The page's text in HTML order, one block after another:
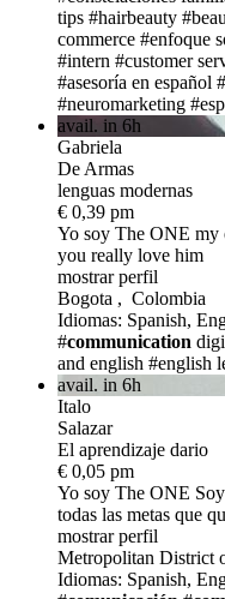
tips #hairbeauty
commerce #enfoque
#intern #customer
#asesoría en español
#neuromarketing
avail. in 6h
Gabriela
De Armas
lenguas modernas
€ 0,39 pm
Yo soy The ONE my
you really love him
mostrar perfil
Bogota , Colombia
Idiomas: Spanish,
#communication
and english #english
avail. in 6h
Italo
Salazar
El aprendizaje dario
€ 0,05 pm
Yo soy The ONE
todas las metas que
mostrar perfil
Metropolitan District
Idiomas: Spanish,